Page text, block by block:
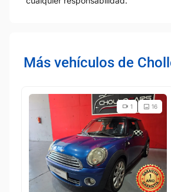
Más vehículos de
16
1